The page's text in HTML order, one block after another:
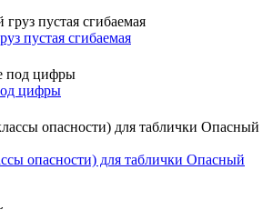
пустая сгибаемая
цифры
опасности) для таблички Опасный